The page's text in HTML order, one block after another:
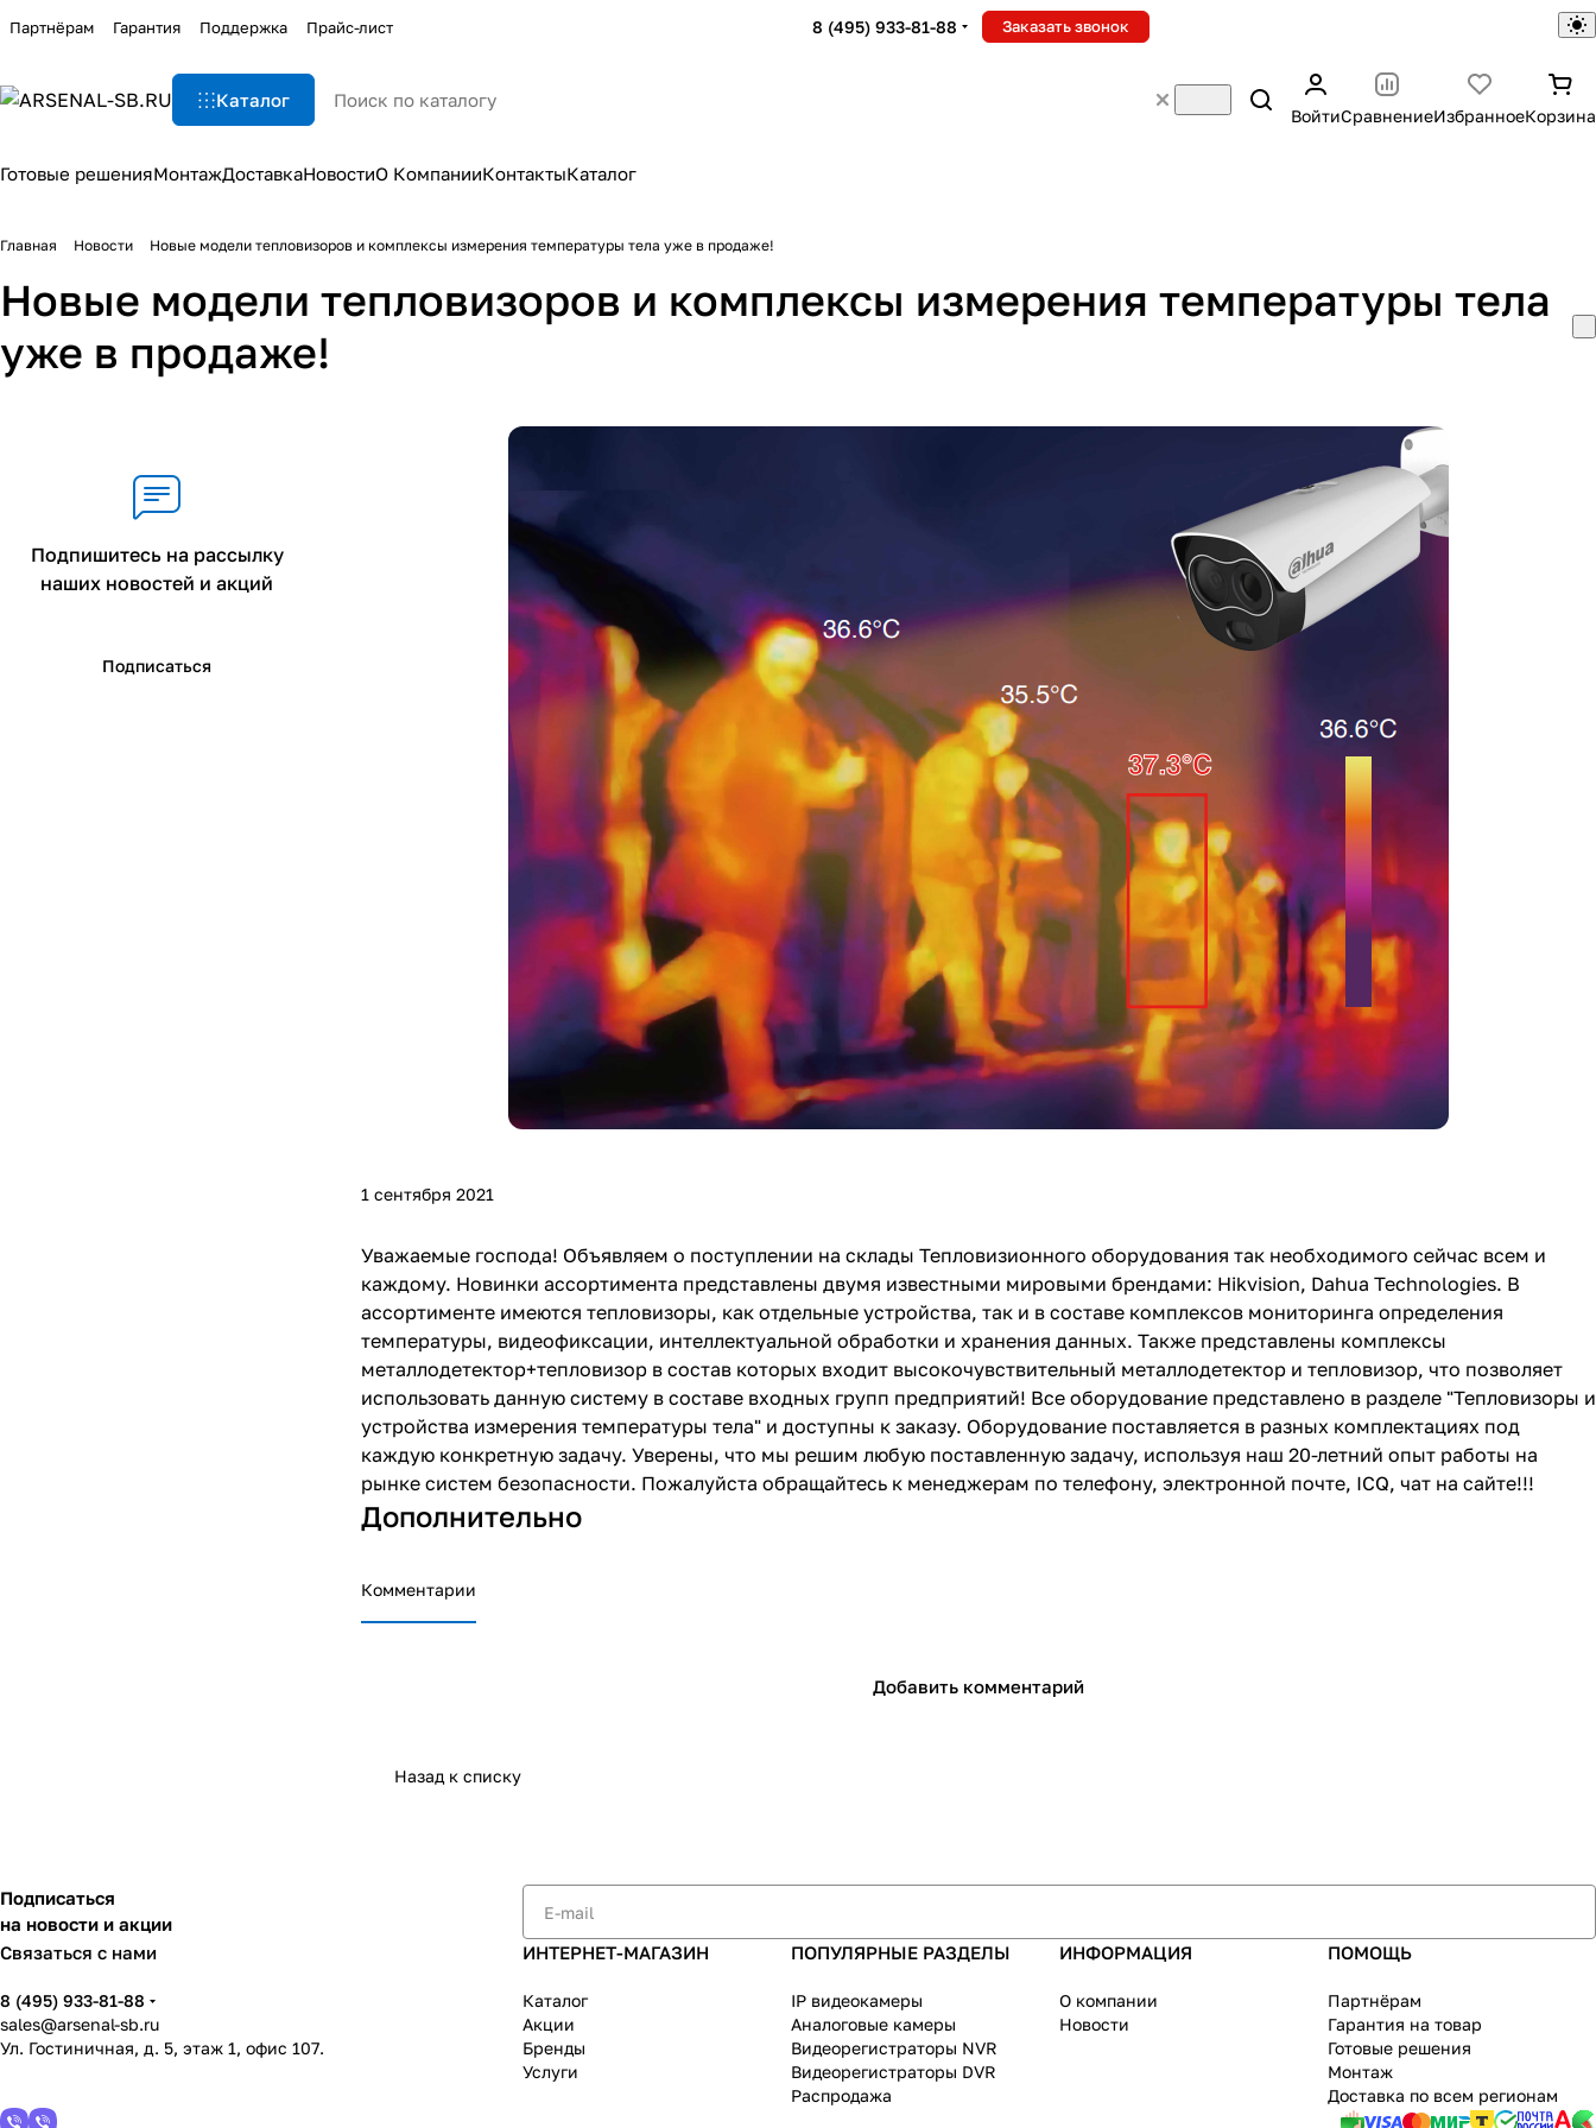
Партнёрам Гарантия Поддержка Прайс-лист 8 (495) 933-81-88 Заказать звонок
Каталог
ВойтиСравнениеИзбранноеКорзина
Готовые решенияМонтажДоставкаНовостиО КомпанииКонтактыКаталог
Главная Новости Новые модели тепловизоров и комплексы измерения температуры тела уже в продаже!
Новые модели тепловизоров и комплексы измерения температуры тела
уже в продаже!
1 сентября 2021
Уважаемые господа! Объявляем о поступлении на склады Тепловизионного оборудования так необходимого сейчас всем и
каждому. Новинки ассортимента представлены двумя известными мировыми брендами: Hikvision, Dahua Technologies. В
ассортименте имеются тепловизоры, как отдельные устройства, так и в составе комплексов мониторинга определения
температуры, видеофиксации, интеллектуальной обработки и хранения данных. Также представлены комплексы
металлодетектор+тепловизор в состав которых входит высокочувствительный металлодетектор и тепловизор, что позволяет
использовать данную систему в составе входных групп предприятий! Все оборудование представлено в разделе "Тепловизоры и
устройства измерения температуры тела" и доступны к заказу. Оборудование поставляется в разных комплектациях под
каждую конкретную задачу. Уверены, что мы решим любую поставленную задачу, используя наш 20-летний опыт работы на
рынке систем безопасности. Пожалуйста обращайтесь к менеджерам по телефону, электронной почте, ICQ, чат на сайте!!!
Дополнительно
Комментарии
Добавить комментарий
Назад к списку
Подпишитесь на рассылку
наших новостей и акций
Подписаться
Подписаться
на новости и акции
Связаться с нами
8 (495) 933-81-88
sales@arsenal-sb.ru
Ул. Гостиничная, д. 5, этаж 1, офис 107.
ИНТЕРНЕТ-МАГАЗИН
Каталог
Акции
Бренды
Услуги
ПОПУЛЯРНЫЕ РАЗДЕЛЫ
IP видеокамеры
Аналоговые камеры
Видеорегистраторы NVR
Видеорегистраторы DVR
Распродажа
ИНФОРМАЦИЯ
О компании
Новости
ПОМОЩЬ
Партнёрам
Гарантия на товар
Готовые решения
Монтаж
Доставка по всем регионам